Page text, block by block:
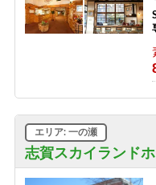
志賀スカイランド
エリア: 一の瀬